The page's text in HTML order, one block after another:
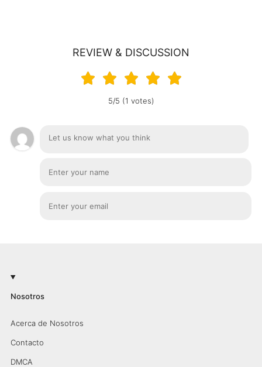
REVIEW & DISCUSSION
5/5 (1 votes)
Nosotros
Acerca de Nosotros
Contacto
DMCA